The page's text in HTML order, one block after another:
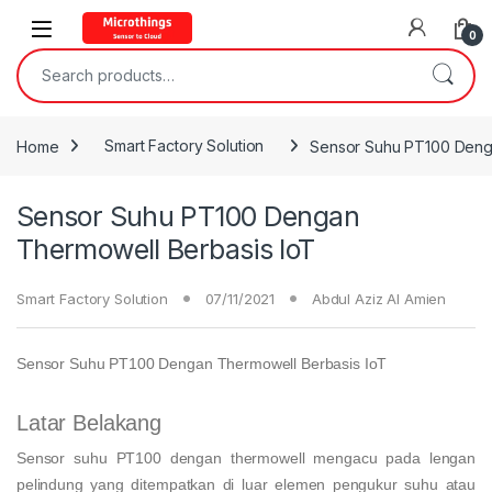
Open 0
Search for:
Home Smart Factory Solution Sensor Suhu PT100
Sensor Suhu PT100 Dengan
Thermowell Berbasis IoT
Smart Factory Solution 07/11/2021 Abdul Aziz Al Amien
Sensor Suhu PT100 Dengan Thermowell Berbasis IoT
Latar Belakang
Sensor suhu PT100 dengan thermowell mengacu pada lengan
pelindung yang ditempatkan di luar elemen pengukur suhu atau